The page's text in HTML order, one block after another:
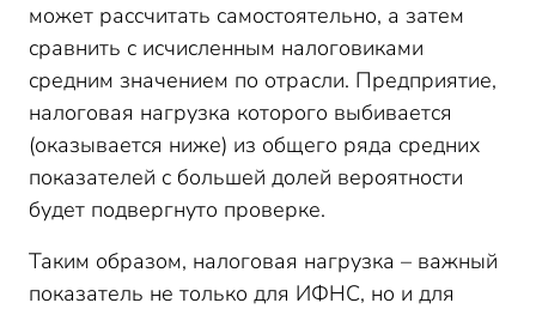
может рассчитать самостоятельно, а затем
сравнить с исчисленным налоговиками
средним значением по отрасли. Предприятие,
налоговая нагрузка которого выбивается
(оказывается ниже) из общего ряда средних
показателей с большей долей вероятности
будет подвергнуто проверке.
Таким образом, налоговая нагрузка – важный
показатель не только для ИФНС, но и для